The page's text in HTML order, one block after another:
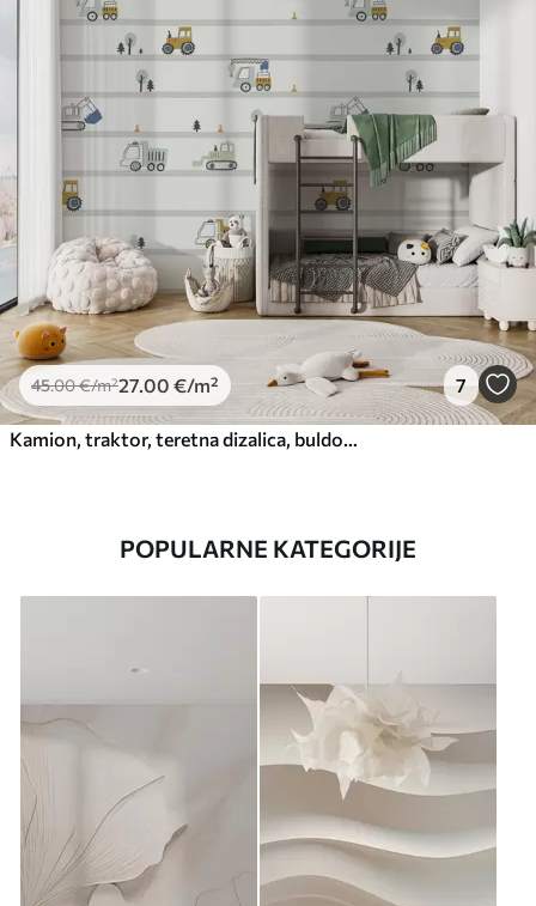
45.00€/m²27 .00 €/m² 7
POPULARNE KATEGORIJE